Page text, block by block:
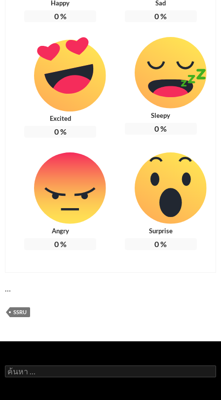
Happy
0%
Sad
0%
Excited
0%
Sleepy
0%
Angry
0%
Surprise
0%
…
SSRU
ค้นหา
สำหรับ: